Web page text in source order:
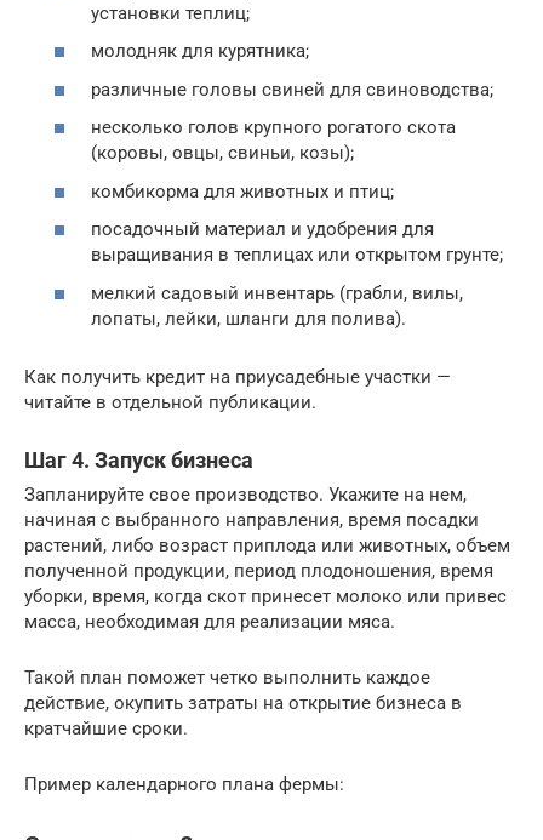
установки теплиц;
молодняк для курятника;
различные головы свиней для свиноводства;
несколько голов крупного рогатого скота
(коровы, овцы, свиньи, козы);
комбикорма для животных и птиц;
посадочный материал и удобрения для
выращивания в теплицах или открытом грунте;
мелкий садовый инвентарь (грабли, вилы,
лопаты, лейки, шланги для полива).
Как получить кредит на приусадебные участки —
читайте в отдельной публикации.
Шаг 4. Запуск бизнеса
Запланируйте свое производство. Укажите на нем,
начиная с выбранного направления, время посадки
растений, либо возраст приплода или животных, объем
полученной продукции, период плодоношения, время
уборки, время, когда скот принесет молоко или привес
масса, необходимая для реализации мяса.
Такой план поможет четко выполнить каждое
действие, окупить затраты на открытие бизнеса в
кратчайшие сроки.
Пример календарного плана фермы: